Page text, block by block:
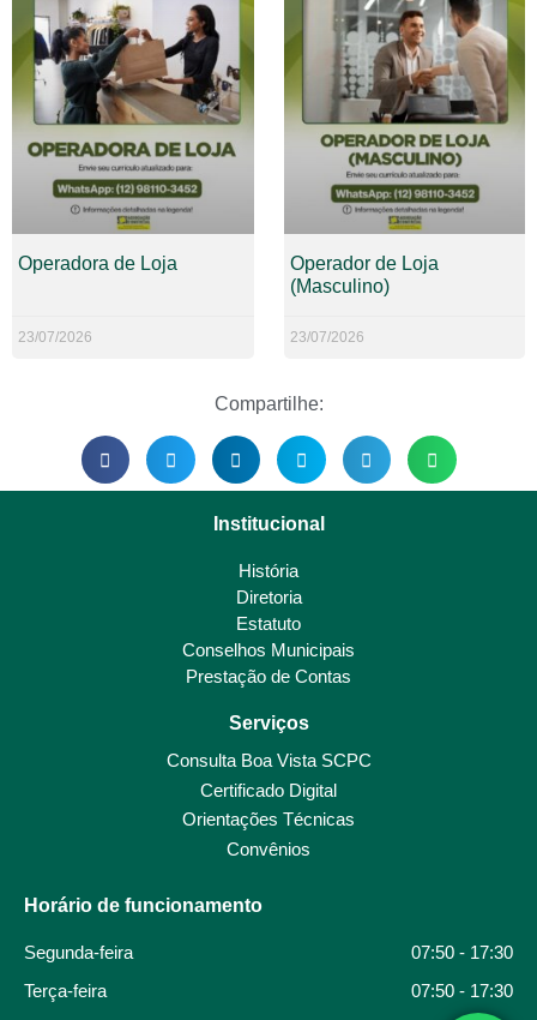
Operadora de Loja
23/07/2026
Operador de Loja
(Masculino)
23/07/2026
Compartilhe:
Institucional
História
Diretoria
Estatuto
Conselhos Municipais
Prestação de Contas
Serviços
Consulta Boa Vista SCPC
Certificado Digital
Orientações Técnicas
Convênios
Horário de funcionamento
Segunda-feira
07:50 - 17:30
Terça-feira
07:50 - 17:30